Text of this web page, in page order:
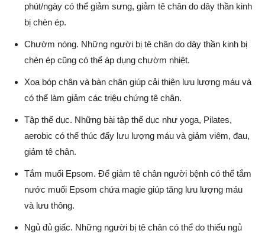
phút/ngày có thể giảm sưng, giảm tê chân do dây thần kinh
bị chèn ép.
Chườm nóng. Những người bị tê chân do dây thần kinh bị
chèn ép cũng có thể áp dụng chườm nhiệt.
Xoa bóp chân và bàn chân giúp cải thiện lưu lượng máu và
có thể làm giảm các triệu chứng tê chân.
Tập thể dục. Những bài tập thể dục như yoga, Pilates,
aerobic có thể thúc đẩy lưu lượng máu và giảm viêm, đau,
giảm tê chân.
Tắm muối Epsom. Để giảm tê chân người bệnh có thể tắm
nước muối Epsom chứa magie giúp tăng lưu lượng máu
và lưu thông.
Ngủ đủ giấc. Những người bị tê chân có thể do thiếu ngủ